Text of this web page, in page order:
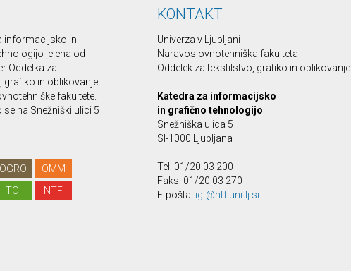
informacijsko in
je ena od
Oddelka za
grafiko in oblikovanje
fakultete.
se na Snežniški ulici 5
OGRO
OMM
TOI NTF
KONTAKT
Univerza v Ljubljani
Naravoslovnotehniška fakulteta
Oddelek za tekstilstvo, grafiko in oblikovanje
Katedra za informacijsko
in grafično tehnologijo
Snežniška ulica 5
SI-1000 Ljubljana
Tel: 01/20 03 200
Faks: 01/20 03 270
E-pošta: igt@ntf.uni-lj.si